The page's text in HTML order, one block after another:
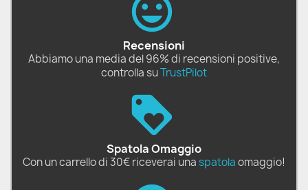
Recensioni
Abbiamo una media del 96% di recensioni positive,
controlla suTrustPilot
Spatola Omaggio
Con un carrello di 30€ riceverai una spatolaomaggio!